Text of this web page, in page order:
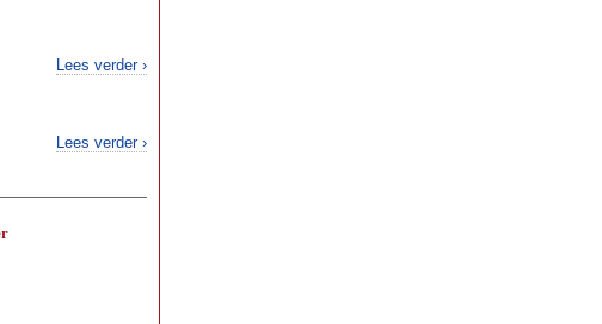
Lees verder ›
Lees verder ›